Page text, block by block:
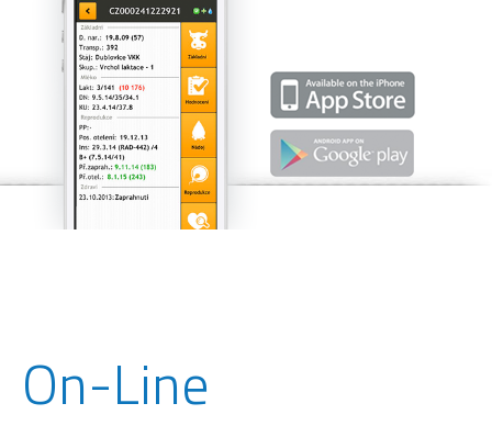
On-Line